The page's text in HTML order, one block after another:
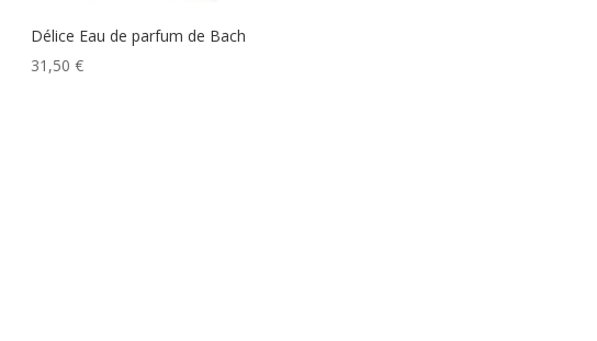
Délice Eau de parfum de Bach
31,50€